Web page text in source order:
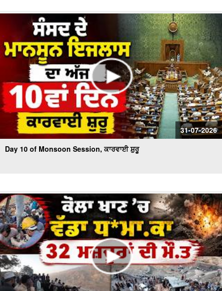
31-07-2026
Day 10 of Monsoon Session, ਕਾਰਵਾਈ ਸ਼ੁਰੂ